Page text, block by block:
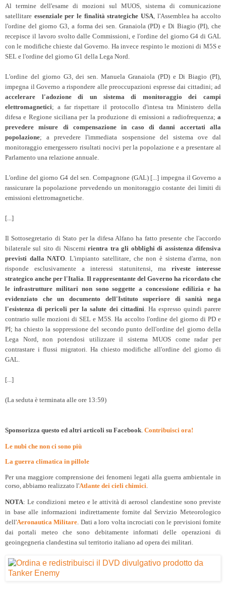
Al termine dell'esame di mozioni sul MUOS, sistema di comunicazione
satellitare essenziale per le finalità strategiche USA, l'Assemblea ha accolto
l'ordine del giorno G3, a forma dei sen. Granaiola (PD) e Di Biagio (PI), che
recepisce il lavoro svolto dalle Commissioni, e l'ordine del giorno G4 di GAL
con le modifiche chieste dal Governo. Ha invece respinto le mozioni di M5S e
SEL e l'ordine del giorno G1 della Lega Nord.
L'ordine del giorno G3, dei sen. Manuela Granaiola (PD) e Di Biagio (PI),
impegna il Governo a rispondere alle preoccupazioni espresse dai cittadini; ad
accelerare l'adozione di un sistema di monitoraggio dei campi
elettromagnetici; a far rispettare il protocollo d'intesa tra Ministero della
difesa e Regione siciliana per la produzione di emissioni a radiofrequenza; a
prevedere misure di compensazione in caso di danni accertati alla
popolazione; a prevedere l'immediata sospensione del sistema ove dal
monitoraggio emergessero risultati nocivi per la popolazione e a presentare al
Parlamento una relazione annuale.
L'ordine del giorno G4 del sen. Compagnone (GAL) [...] impegna il Governo a
rassicurare la popolazione prevedendo un monitoraggio costante dei limiti di
emissioni elettromagnetiche.
[...]
Il Sottosegretario di Stato per la difesa Alfano ha fatto presente che l'accordo
bilaterale sul sito di Niscemirientra tra gli obblighi di assistenza difensiva
previsti dalla NATO. L'impianto satellitare, che non è sistema d'arma, non
risponde esclusivamente a interessi statunitensi, ma riveste interesse
strategico anche per l'Italia. Il rappresentante del Governo ha ricordato che
le infrastrutture militari non sono soggette a concessione edilizia e ha
evidenziato che un documento dell'Istituto superiore di sanità nega
l'esistenza di pericoli per la salute dei cittadini. Ha espresso quindi parere
contrario sulle mozioni di SEL e M5S. Ha accolto l'ordine del giorno di PD e
PI; ha chiesto la soppressione del secondo punto dell'ordine del giorno della
Lega Nord, non potendosi utilizzare il sistema MUOS come radar per
contrastare i flussi migratori. Ha chiesto modifiche all'ordine del giorno di
GAL.
[...]
(La seduta è terminata alle ore 13:59)
Sponsorizza questo ed altri articoli su Facebook. Contribuisci ora!
Le nubi che non ci sono più
La guerra climatica in pillole
Per una maggiore comprensione dei fenomeni legati alla guerra ambientale in
corso, abbiamo realizzato l'Atlante dei cieli chimici
NOTA: Le condizioni meteo e le attività di aerosol clandestine sono previste
in base alle informazioni indirettamente fornite dal Servizio Meteorologico
dell'Aeronautica Militare. Dati a loro volta incrociati con le previsioni fornite
dai portali meteo che sono debitamente informati delle operazioni di
geoingegneria clandestina sul territorio italiano ad opera dei militari.